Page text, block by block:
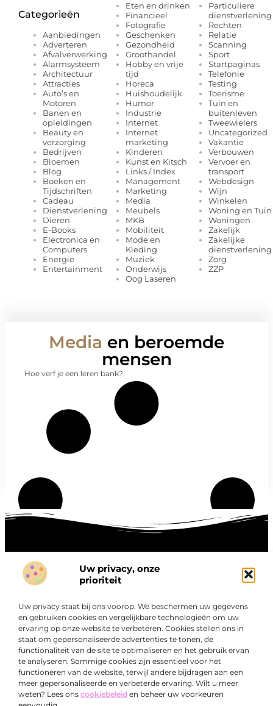
Uw privacy, onze
prioriteit
Uw privacy staat bij ons voorop. We beschermen uw gegevens
en gebruiken cookies en vergelijkbare technologieën om uw
ervaring op onze website te verbeteren. Cookies stellen ons in
staat om gepersonaliseerde advertenties te tonen, de
functionaliteit van de site te optimaliseren en het gebruik ervan
te analyseren. Sommige cookies zijn essentieel voor het
functioneren van de website, terwijl andere bijdragen aan een
meer gepersonaliseerde en verbeterde ervaring. Wilt u meer
weten? Lees ons cookiebeleid en beheer uw voorkeuren
Categorieën
Aanbiedingen
Adverteren
Afvalverwerking
Alarmsysteem
Architectuur
Attracties
Auto’s en
Motoren
Banen en
opleidingen
Beauty en
verzorging
Bedrijven
Bloemen
Blog
Boeken en
Tijdschriften
Cadeau
Dienstverlening
Dieren
E-Books
Electronica en
Computers
Energie
Entertainment
Eten en drinken
Financieel
Fotografie
Geschenken
Gezondheid
Groothandel
Hobby en vrije
tijd
Horeca
Huishoudelijk
Humor
Industrie
Internet
Internet
marketing
Kinderen
Kunst en Kitsch
Links / Index
Management
Marketing
Media
Meubels
MKB
Mobiliteit
Mode en
Kleding
Muziek
Onderwijs
Oog Laseren
Particuliere
dienstverlening
Rechten
Relatie
Scanning
Sport
Startpaginas
Telefonie
Testing
Toerisme
Tuin en
buitenleven
Tweewielers
Uncategorized
Vakantie
Verbouwen
Vervoer en
transport
Webdesign
Wijn
Winkelen
Woning en Tuin
Woningen
Zakelijk
Zakelijke
dienstverlening
Zorg
ZZP
Media en beroemde
mensen
Hoe verf je een leren bank?
Over
Bedrijf
“Ontdek een wereld van boeiende blogs en artikelen die
je zowel inspireren als informeren.”
Bij Exclusiefbedrijf.nl draait alles om het leveren van
kwalitatieve inzichten en verhalen die jouw dagelijks leven
verrijken en je uitdagen om verder te denken.
Onze informatie